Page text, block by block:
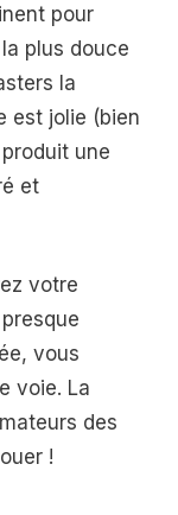
pour
plus douce
la
est jolie (bien
une
et
votre
vous
voie. La
des
!